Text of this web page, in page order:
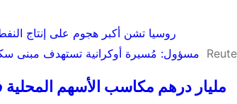
روسيا تشن أكبر هجوم على إنتاج
مسؤول: مُسيرة أوكرانية تستهدف مبنى
69 مليار درهم مكاسب الأسهم